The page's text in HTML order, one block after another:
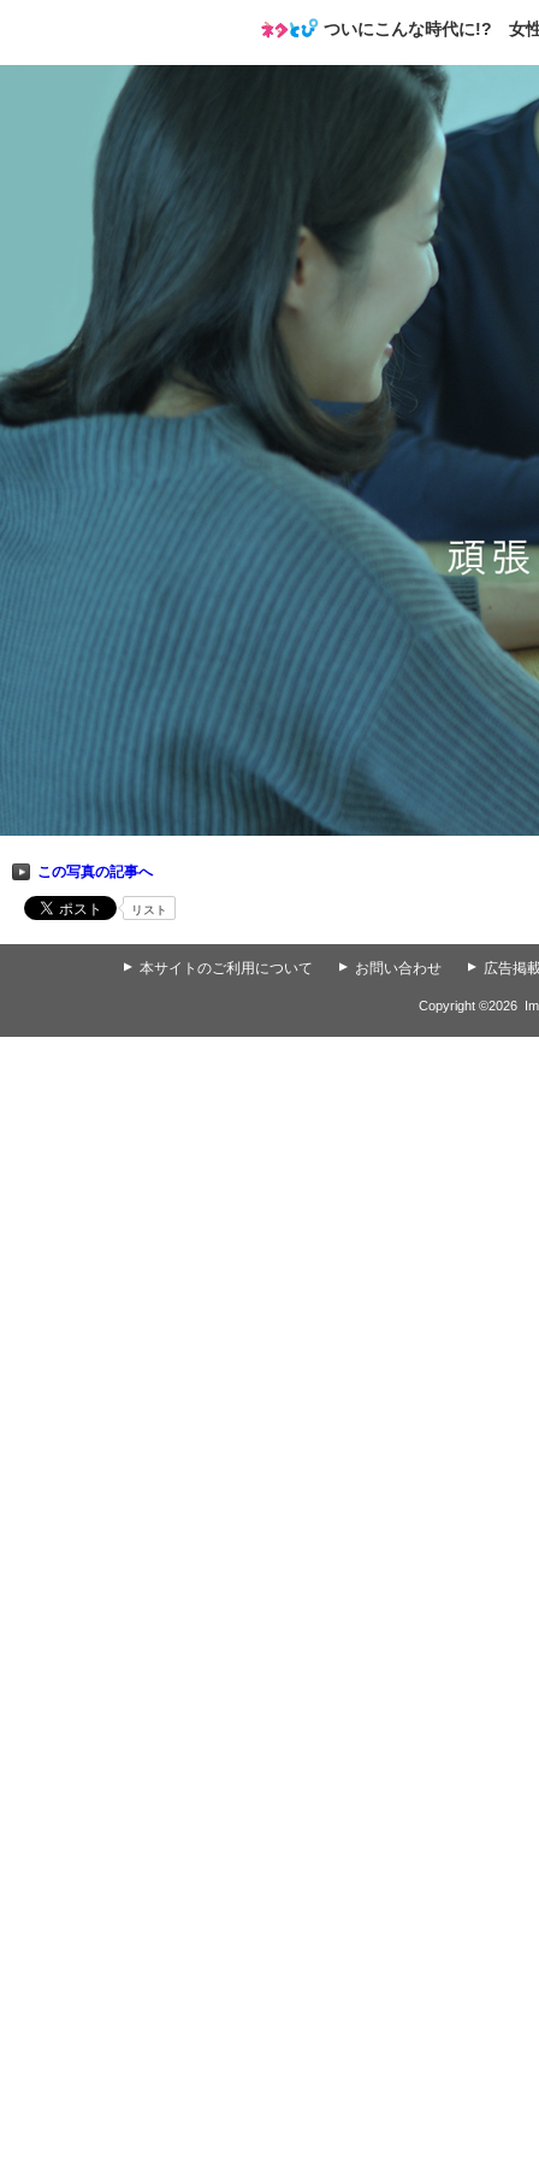
ついにこんな時代に!? 女性
この写真の記事へ
リスト
▲ 本サイトのご利用について ▲ お問い合わせ ▲ 広告掲
Copyright ©2026